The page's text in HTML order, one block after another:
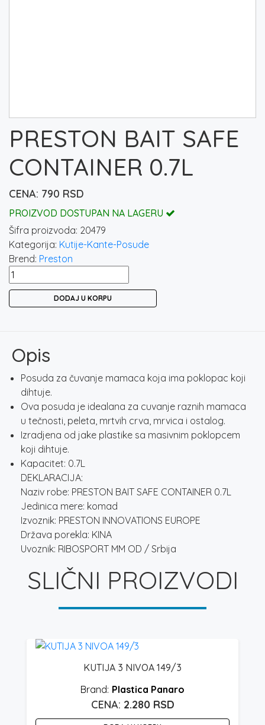
PRESTON BAIT SAFE
CONTAINER 0.7L
790 RSD
PROIZVOD DOSTUPAN NA LAGERU
Šifra proizvoda: 20479
Kategorija: Kutije-Kante-Posude
Brend: Preston
PRESTON
BAIT
DODAJ U KORPU
Opis
Posuda za čuvanje mamaca koja ima poklopac koji
dihtuje.
Ova posuda je idealana za cuvanje raznih mamaca
u tečnosti, peleta, mrtvih crva, mrvica i ostalog.
Izradjena od jake plastike sa masivnim poklopcem
koji dihtuje.
Kapacitet: 0.7L
DEKLARACIJA:
Naziv robe: PRESTON BAIT SAFE CONTAINER 0.7L
Jedinica mere: komad
Izvoznik: PRESTON INNOVATIONS EUROPE
Država porekla: KINA
Uvoznik: RIBOSPORT MM OD / Srbija
SLIČNI PROIZVODI
KUTIJA 3 NIVOA 149/3
Plastica Panaro
2.280 RSD